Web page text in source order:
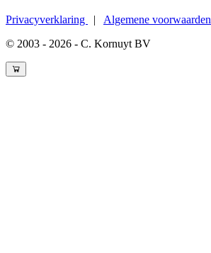
Privacyverklaring | Algemene voorwaarden
© 2003 - 2026 - C. Kornuyt BV